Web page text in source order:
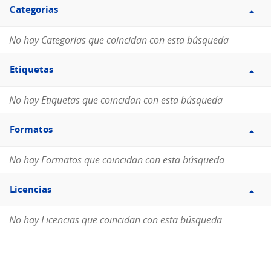
Categorias
Categorias
No hay Categorias que coincidan con esta búsqueda
Filtro
Etiquetas
Etiquetas
No hay Etiquetas que coincidan con esta búsqueda
Filtro
Formatos
Formatos
No hay Formatos que coincidan con esta búsqueda
Filtro
Licencias
Licencias
No hay Licencias que coincidan con esta búsqueda